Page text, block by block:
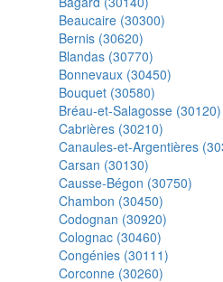
Beaucaire (30300)
Bernis (30620)
Blandas (30770)
Bonnevaux (30450)
Bouquet (30580)
Bréau-et-Salagosse (30120)
Cabrières (30210)
Canaules-et-Argentières
Carsan (30130)
Causse-Bégon (30750)
Chambon (30450)
Codognan (30920)
Colognac (30460)
Congénies (30111)
Corconne (30260)